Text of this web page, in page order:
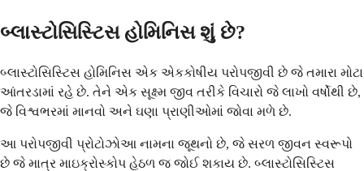
બ્લાસ્ટોસિસ્ટિસ હોમિનિસ શું છે?
બ્લાસ્ટોસિસ્ટિસ હોમિનિસ એક એકકોષીય પરોપજીવી છે જે તમારા મોટા
આંતરડામાં રહે છે. તેને એક સૂક્ષ્મ જીવ તરીકે વિચારો જે લાખો વર્ષોથી છે,
જે વિશ્વભરમાં માનવો અને ઘણા પ્રાણીઓમાં જોવા મળે છે.
આ પરોપજીવી પ્રોટોઝોઆ નામના જૂથનો છે, જે સરળ જીવન સ્વરૂપો
છે જે માત્ર માઇક્રોસ્કોપ હેઠળ જ જોઈ શકાય છે. બ્લાસ્ટોસિસ્ટિસ